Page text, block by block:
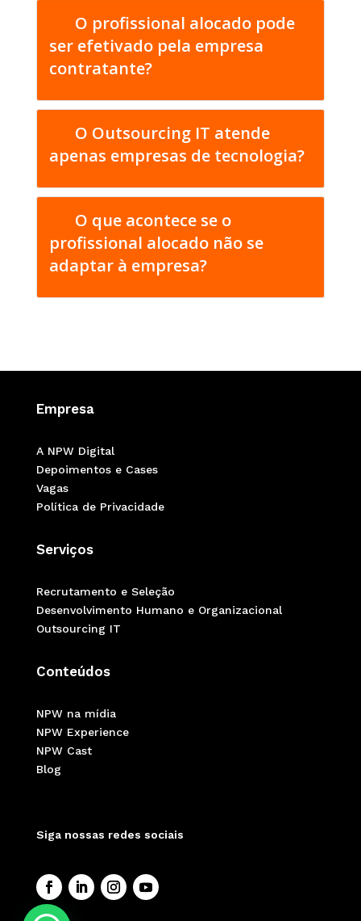
O profissional alocado pode
ser efetivado pela empresa
contratante?
O Outsourcing IT atende
apenas empresas de tecnologia?
O que acontece se o
profissional alocado não se
adaptar à empresa?
Empresa
A NPW Digital
Depoimentos e Cases
Vagas
Política de Privacidade
Serviços
Recrutamento e Seleção
Desenvolvimento Humano e Organizacional
Outsourcing IT
Conteúdos
NPW na mídia
NPW Experience
NPW Cast
Blog
Siga nossas redes sociais